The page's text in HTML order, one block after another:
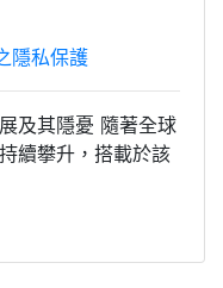
隱私保護
及其隱憂 隨著全球
續攀升，搭載於該